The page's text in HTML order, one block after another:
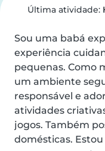
Última atividade:
Sou uma babá
experiência
pequenas. Como
um ambiente
responsável e
atividades
jogos. Também
domésticas.